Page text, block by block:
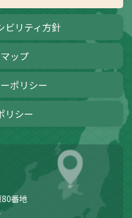
ビリティ方針
ップ
ポリシー
リシー
番地